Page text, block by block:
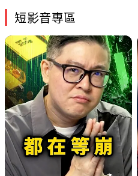
短影音專區